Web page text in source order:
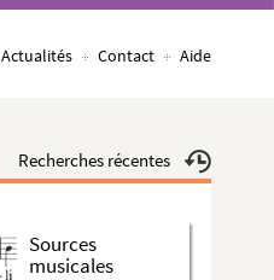
Actualités Contact Aide
Recherches récentes
Sources
musicales